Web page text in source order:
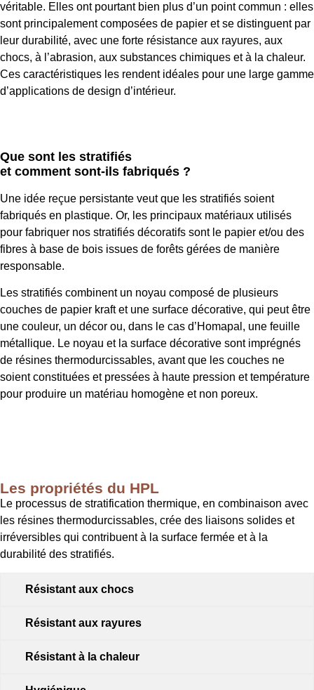
véritable. Elles ont pourtant bien plus d’un point commun : elles
sont principalement composées de papier et se distinguent par
leur durabilité, avec une forte résistance aux rayures, aux
chocs, à l’abrasion, aux substances chimiques et à la chaleur.
Ces caractéristiques les rendent idéales pour une large gamme
d’applications de design d’intérieur.
Que sont les stratifiés
et comment sont-ils fabriqués ?
Une idée reçue persistante veut que les stratifiés soient
fabriqués en plastique. Or, les principaux matériaux utilisés
pour fabriquer nos stratifiés décoratifs sont le papier et/ou des
fibres à base de bois issues de forêts gérées de manière
responsable.
Les stratifiés combinent un noyau composé de plusieurs
couches de papier kraft et une surface décorative, qui peut être
une couleur, un décor ou, dans le cas d’Homapal, une feuille
métallique. Le noyau et la surface décorative sont imprégnés
de résines thermodurcissables, avant que les couches ne
soient constituées et pressées à haute pression et température
pour produire un matériau homogène et non poreux.
Les propriétés du HPL
Le processus de stratification thermique, en combinaison avec
les résines thermodurcissables, crée des liaisons solides et
irréversibles qui contribuent à la surface fermée et à la
durabilité des stratifiés.
Résistant aux chocs
Résistant aux rayures
Résistant à la chaleur